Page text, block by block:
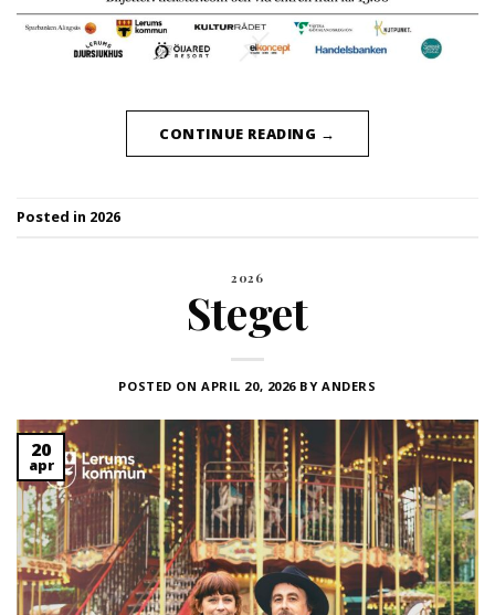
CONTINUE READING →
Posted in 2026
2026
Steget
POSTED ONAPRIL 20, 2026 BYANDERS
20
apr